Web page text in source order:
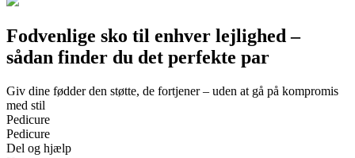
Fodvenlige sko til enhver lejlighed –
sådan finder du det perfekte par
Giv dine fødder den støtte, de fortjener – uden at gå på kompromis
med stil
Pedicure
Pedicure
Del og hjælp